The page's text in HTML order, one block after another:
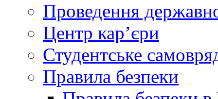
Проведення
Центр кар’єри
Студентське
Правила безпеки